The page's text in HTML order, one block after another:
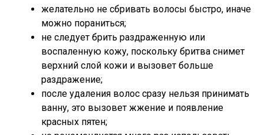
желательно не сбривать волосы быстро, иначе
можно пораниться;
не следует брить раздраженную или
воспаленную кожу, поскольку бритва снимет
верхний слой кожи и вызовет больше
раздражение;
после удаления волос сразу нельзя принимать
ванну, это вызовет жжение и появление
красных пятен;